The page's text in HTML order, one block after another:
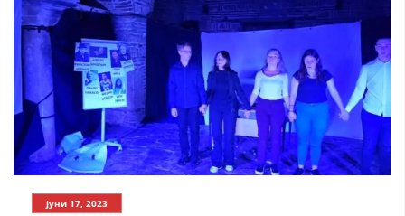
ИСТОРИЈАТ НА ЦКРМ
ИСТОРИЈАТ НА ДВИЖЕЊЕТО
СТРУКТУРА НА ОРГАНИЗАЦИЈАТА
јуни 17, 2023